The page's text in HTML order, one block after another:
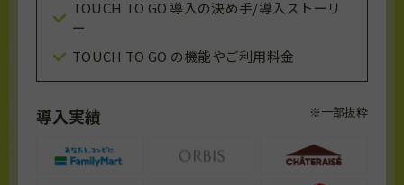
TOUCH TO GO 導入の決め手/導入ストーリ
ー
TOUCH TO GO の機能やご利用料金
導入実績 ※一部抜粋